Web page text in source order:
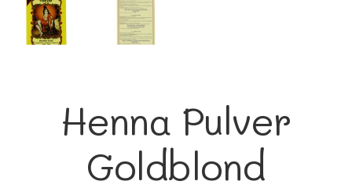
Henna Pulver
Goldblond